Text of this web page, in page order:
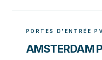
PORTES D'ENTRÉE
AMSTERDAM